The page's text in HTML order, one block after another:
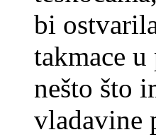
bi
takmace
nešto što
vladavine